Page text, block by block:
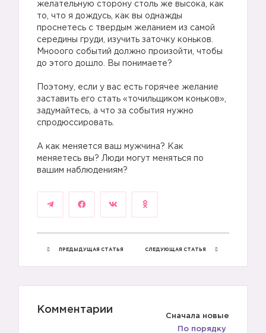
желательную сторону столь же высока, как
то, что я дождусь, как вы однажды
проснетесь с твердым желанием из самой
середины груди, изучить заточку коньков.
Мнооого событий должно произойти, чтобы
до этого дошло. Вы понимаете?
Поэтому, если у вас есть горячее желание
заставить его стать «точильщиком коньков»,
задумайтесь, а что за события нужно
спродюссировать.
А как меняется ваш мужчина? Как
меняетесь вы? Люди могут меняться по
вашим наблюдениям?
ПРЕДЫДУЩАЯ СТАТЬЯ СЛЕДУЮЩАЯ СТАТЬЯ
Комментарии
Сначала новые
По порядку